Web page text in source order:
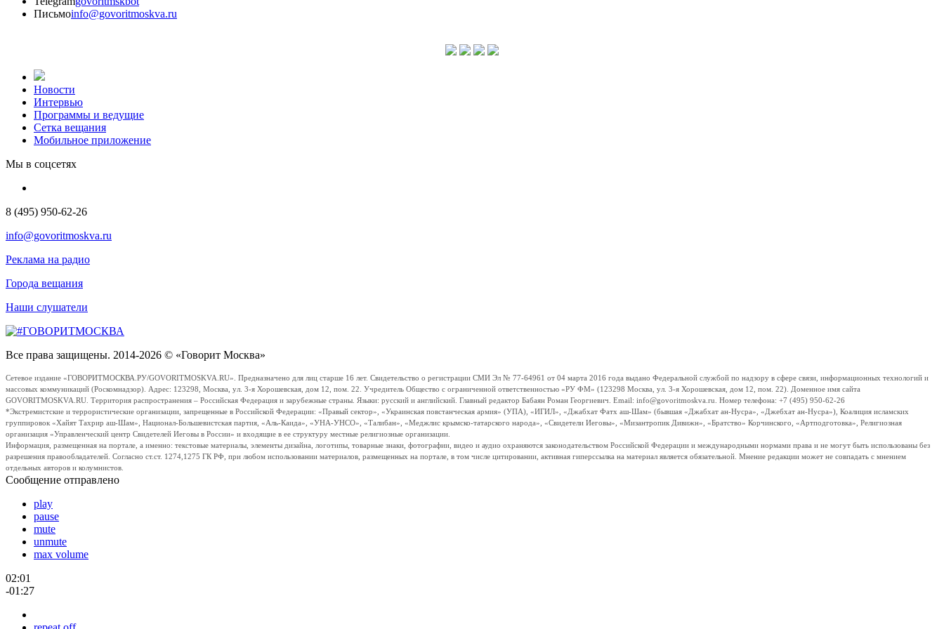
Письмоinfo@govoritmoskva.ru
Новости
Интервью
Программы и ведущие
Сетка вещания
Мобильное приложение
Мы в соцсетях
8 (495) 950-62-26
info@govoritmoskva.ru
Реклама на радио
Города вещания
Наши слушатели
Все права защищены. 2014-2026 © «Говорит Москва»
Сетевое издание «ГОВОРИТМОСКВА.РУ/GOVORITMOSKVA.RU». Предназначено для лиц старше 16 лет. Свидетельство о регистрации СМИ Эл № 77-64961 от 04 марта 2016 года выдано Федеральной службой по надзору в сфере связи, информационных технологий и
массовых коммуникаций (Роскомнадзор). Адрес: 123298, Москва, ул. 3-я Хорошевская, дом 12, пом. 22. Учредитель Общество с ограниченной ответственностью «РУ ФМ» (123298 Москва, ул. 3-я Хорошевская, дом 12, пом. 22). Доменное имя сайта
GOVORITMOSKVA.RU. Территория распространения – Российская Федерация и зарубежные страны. Языки: русский и английский. Главный редактор Бабаян Роман Георгиевич. Email: info@govoritmoskva.ru. Номер телефона: +7 (495) 950-62-26
*Экстремистские и террористические организации, запрещенные в Российской Федерации: «Правый сектор», «Украинская повстанческая армия» (УПА), «ИГИЛ», «Джабхат Фатх аш-Шам» (бывшая «Джабхат ан-Нусра», «Джебхат ан-Нусра»), Коалиция исламских
группировок «Хайят Тахрир аш-Шам», Национал-Большевистская партия, «Аль-Каида», «УНА-УНСО», «Талибан», «Меджлис крымско-татарского народа», «Свидетели Иеговы», «Мизантропик Дивижн», «Братство» Корчинского, «Артподготовка», Религиозная
организация «Управленческий центр Свидетелей Иеговы в России» и входящие в ее структуру местные религиозные организации.
Информация, размещенная на портале, а именно: текстовые материалы, элементы дизайна, логотипы, товарные знаки, фотографии, видео и аудио охраняются законодательством Российской Федерации и международными нормами права и не могут быть использованы без
разрешения правообладателей. Согласно ст.ст. 1274,1275 ГК РФ, при любом использовании материалов, размещенных на портале, в том числе цитировании, активная гиперссылка на материал является обязательной. Мнение редакции может не совпадать с мнением
отдельных авторов и колумнистов.
Сообщение отправлено
play
pause
mute
unmute
max volume
02:01
-01:27